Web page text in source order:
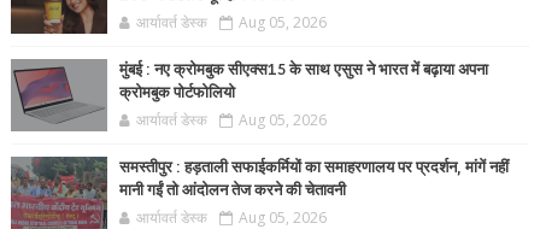
आर्यावर्त डेस्क Aug 05, 2026
मुंबई : नए क्रोमबुक सीएक्स15 के साथ एसुस ने भारत में बढ़ाया अपना
क्रोमबुक पोर्टफोलियो
आर्यावर्त डेस्क Aug 05, 2026
समस्तीपुर : हड़ताली सफाईकर्मियों का समाहरणालय पर प्रदर्शन, मांगें नहीं
मानी गईं तो आंदोलन तेज करने की चेतावनी
आर्यावर्त डेस्क Aug 05, 2026